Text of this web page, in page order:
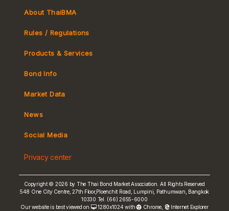
About ThaiBMA
Rules / Regulations
Tax
Products & Services
MeBond
e-bookbuilding
Bond Info
Market Data
Yield Curve
News
Social Media
Privacy center
Copyright © 2026 by The Thai Bond Market Association. All Rights Reserved
548 One City Centre, 27th Floor,Ploenchit Road, Lumpini, Pathumwan, Bangkok
10330 Tel. (66) 2655-6000
Our website is best viewed on
1280x1024 with Chrome
Internet Explorer